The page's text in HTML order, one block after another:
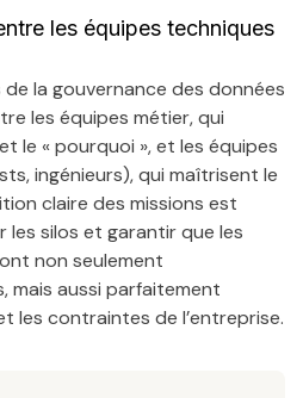
les équipes techniques
de la gouvernance des données
les équipes métier, qui
le « pourquoi », et les équipes
ingénieurs), qui maîtrisent le
claire des missions est
les silos et garantir que les
non seulement
mais aussi parfaitement
les contraintes de l’entreprise.